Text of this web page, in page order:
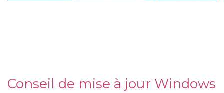
Conseil de mise à jour Windows